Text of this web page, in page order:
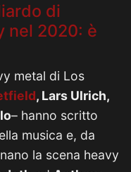
di
nel 2020: è
metal di Los
, Lars Ulrich,
– hanno scritto
musica e, da
la scena heavy